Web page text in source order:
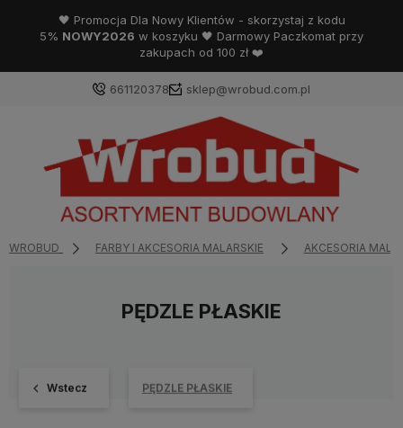
🖤 Promocja Dla Nowy Klientów - skorzystaj z kodu
5% NOWY2026 w koszyku 🖤 Darmowy Paczkomat przy
zakupach od 100 zł ❤️
661120378 sklep@wrobud.com.pl
WROBUD FARBY I AKCESORIA MALARSKIE AKCESORIA
PĘDZLE PŁASKIE
Wstecz PĘDZLE PŁASKIE